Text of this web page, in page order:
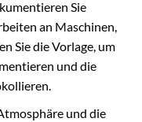
Sie
an Maschinen,
Sie die Vorlage, um
und die
und die